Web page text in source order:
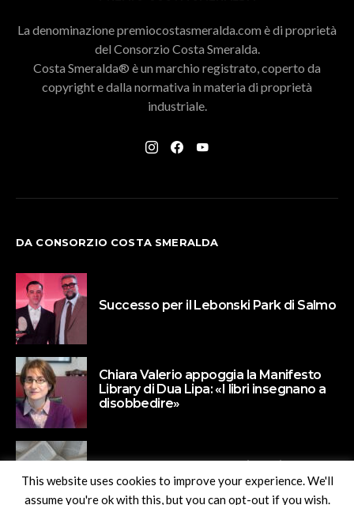
La denominazione premiocostasmeralda.com è di proprietà
del Consorzio Costa Smeralda.
Costa Smeralda® è un marchio registrato, coperto da
copyright e dalla normativa in materia di proprietà
industriale.
DA CONSORZIO COSTA SMERALDA
Successo per il Lebonski Park di Salmo
Chiara Valerio appoggia la Manifesto
Library di Dua Lipa: «I libri insegnano a
disobbedire»
Paola Barbato protagonista di Un
Naviglio di libri
This website uses cookies to improve your experience. We'll
assume you're ok with this, but you can opt-out if you wish.